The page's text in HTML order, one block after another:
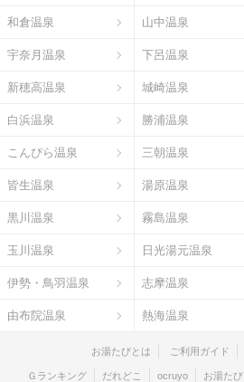
和倉温泉 山中温泉
宇奈月温泉 下呂温泉
新穂高温泉 城崎温泉
白浜温泉 勝浦温泉
こんぴら温泉 三朝温泉
皆生温泉 湯原温泉
黒川温泉 霧島温泉
玉川温泉 日光湯元温泉
伊勢・鳥羽温泉 志摩温泉
由布院温泉 熱海温泉
お湯たびとは ご利用ガイド
Ｇランキング だれどこ ocruyo お湯たび